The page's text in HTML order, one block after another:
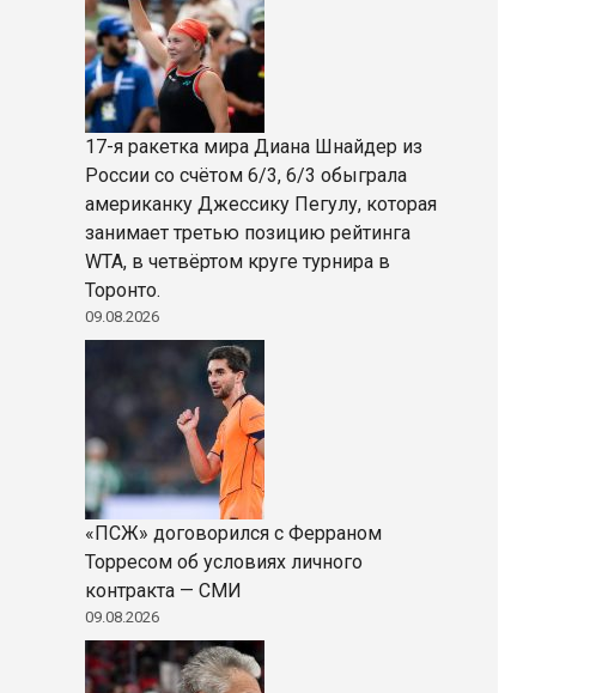
17-я ракетка мира Диана Шнайдер из
России со счётом 6/3, 6/3 обыграла
американку Джессику Пегулу, которая
занимает третью позицию рейтинга
WTA, в четвёртом круге турнира в
Торонто.
09.08.2026
«ПСЖ» договорился с Ферраном
Торресом об условиях личного
контракта — СМИ
09.08.2026